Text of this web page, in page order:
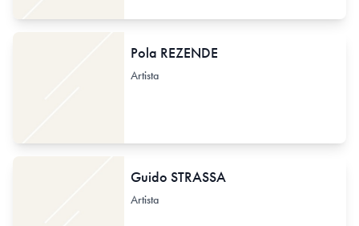
Pola REZENDE
Artista
Guido STRASSA
Artista